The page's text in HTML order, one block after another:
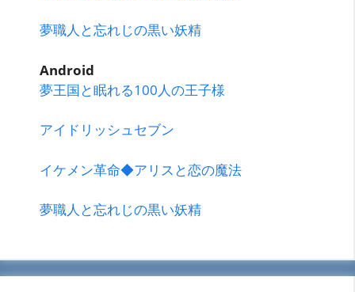
夢職人と忘れじの黒い妖精
Android
夢王国と眠れる100人の王子様
アイドリッシュセブン
イケメン革命◆アリスと恋の魔法
夢職人と忘れじの黒い妖精